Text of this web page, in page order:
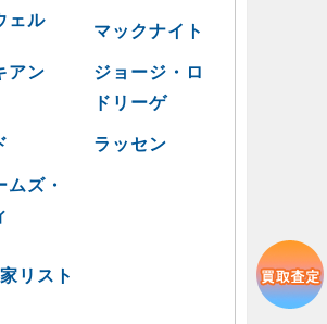
ェル
マックナイト
アン
ジョージ・ロ
ドリーゲ
ラッセン
ムズ・
リスト